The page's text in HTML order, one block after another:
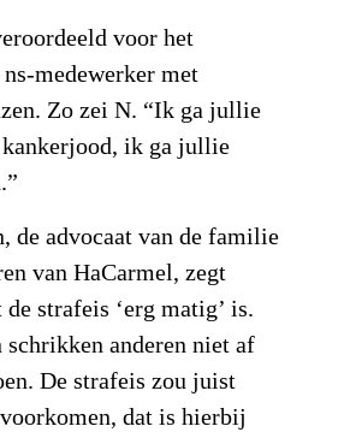
voor het
medewerker met
Zo zei N. “Ik ga jullie
ik ga jullie
de advocaat van de familie
van HaCarmel, zegt
strafeis ‘erg matig’ is.
anderen niet af
De strafeis zou juist
dat is hierbij